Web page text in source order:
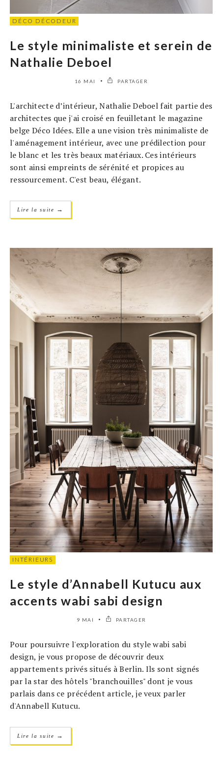
DÉCO DÉCODEUR
Le style minimaliste et serein de
Nathalie Deboel
16 MAI PARTAGER
L'architecte d’intérieur, Nathalie Deboel fait partie des
architectes que j'ai croisé en feuilletant le magazine
belge Déco Idées. Elle a une vision très minimaliste de
l'aménagement intérieur, avec une prédilection pour
le blanc et les très beaux matériaux. Ces intérieurs
sont ainsi empreints de sérénité et propices au
ressourcement. C'est beau, élégant.
Lire la suite →
INTÉRIEURS
Le style d’Annabell Kutucu aux
accents wabi sabi design
9 MAI PARTAGER
Pour poursuivre l'exploration du style wabi sabi
design, je vous propose de découvrir deux
appartements privés situés à Berlin. Ils sont signés
par la star des hôtels "branchouilles" dont je vous
parlais dans ce précédent article, je veux parler
d'Annabell Kutucu.
Lire la suite →